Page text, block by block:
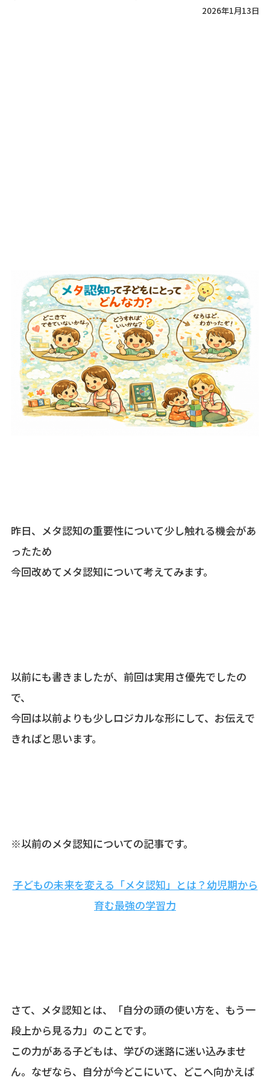
2026年1月13日
昨日、メタ認知の重要性について少し触れる機会があ
ったため
今回改めてメタ認知について考えてみます。
以前にも書きましたが、前回は実用さ優先でしたの
で、
今回は以前よりも少しロジカルな形にして、お伝えで
きればと思います。
※以前のメタ認知についての記事です。
子どもの未来を変える「メタ認知」とは？幼児期から
育む最強の学習力
さて、メタ認知とは、「自分の頭の使い方を、もう一
段上から見る力」のことです。
この力がある子どもは、学びの迷路に迷い込みませ
ん。なぜなら、自分が今どこにいて、どこへ向かえば